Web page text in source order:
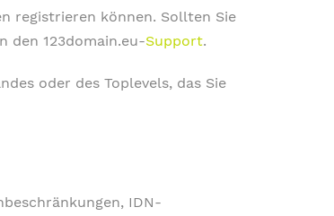
registrieren können. Sollten Sie
den 123domain.eu-Support.
oder des Toplevels, das Sie
IDN-